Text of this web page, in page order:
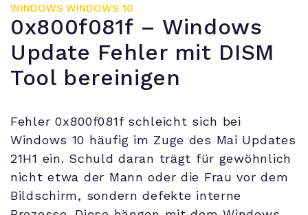
WINDOWS WINDOWS 10
0x800f081f – Windows
Update Fehler mit DISM
Tool bereinigen
Fehler 0x800f081f schleicht sich bei
Windows 10 häufig im Zuge des Mai Updates
21H1 ein. Schuld daran trägt für gewöhnlich
nicht etwa der Mann oder die Frau vor dem
Bildschirm, sondern defekte interne